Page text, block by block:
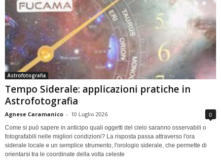
Astrofotografia
Tempo Siderale: applicazioni pratiche in
Astrofotografia
Agnese Caramanico - 10 Luglio 2026 0
Come si può sapere in anticipo quali oggetti del cielo saranno osservabili o
fotografabili nelle migliori condizioni? La risposta passa attraverso l'ora
siderale locale e un semplice strumento, l'orologio siderale, che permette di
orientarsi tra le coordinate della volta celeste